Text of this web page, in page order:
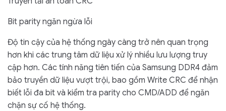
Bit parity ngăn ngừa lỗi
Độ tin cậy của hệ thống ngày càng trở nên quan trọng
hơn khi các trung tâm dữ liệu xử lý nhiều lưu lượng truy
cập hơn. Các tính năng tiên tiến của Samsung DDR4 đảm
bảo truyền dữ liệu vượt trội, bao gồm Write CRC để nhận
biết lỗi đa bit và kiểm tra parity cho CMD/ADD để ngăn
chặn sự cố hệ thống.